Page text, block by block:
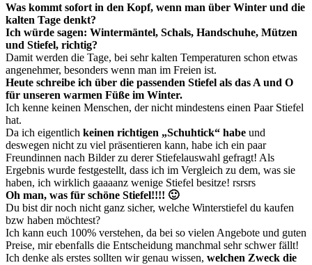
Was kommt sofort in den Kopf, wenn man über Winter und die
kalten Tage denkt?
Ich würde sagen: Wintermäntel, Schals, Handschuhe, Mützen
und Stiefel, richtig?
Damit werden die Tage, bei sehr kalten Temperaturen schon etwas
angenehmer, besonders wenn man im Freien ist.
Heute schreibe ich über die passenden Stiefel als das A und O
für unseren warmen Füße im Winter.
Ich kenne keinen Menschen, der nicht mindestens einen Paar Stiefel
hat.
Da ich eigentlich keinen richtigen „Schuhtick“ habe und
deswegen nicht zu viel präsentieren kann, habe ich ein paar
Freundinnen nach Bilder zu derer Stiefelauswahl gefragt! Als
Ergebnis wurde festgestellt, dass ich im Vergleich zu dem, was sie
haben, ich wirklich gaaaanz wenige Stiefel besitze! rsrsrs
Oh man, was für schöne Stiefel!!!! 🙂
Du bist dir noch nicht ganz sicher, welche Winterstiefel du kaufen
bzw haben möchtest?
Ich kann euch 100% verstehen, da bei so vielen Angebote und guten
Preise, mir ebenfalls die Entscheidung manchmal sehr schwer fällt!
Ich denke als erstes sollten wir genau wissen, welchen Zweck die